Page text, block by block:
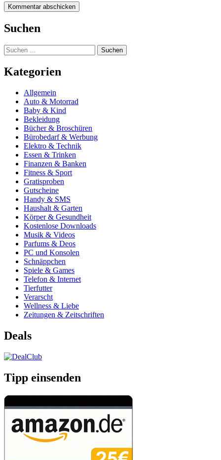
Suchen
Suchen
nach:
Kategorien
Allgemein
Auto & Motorrad
Baby & Kind
Bekleidung
Bücher & Broschüren
Bürobedarf & Werbung
Elektro & Technik
Essen & Trinken
Finanzen & Banken
Fitness & Sport
Gratisproben
Gutscheine
Handy & SMS
Haushalt & Garten
Körper & Gesundheit
Kostenlose Downloads
Musik & Videos
Parfums & Deos
PC und Konsolen
Schnäppchen
Spiele & Games
Telefon & Internet
Tierfutter
Verarscht
Wellness & Liebe
Zeitungen & Zeitschriften
Deals
Tipp einsenden